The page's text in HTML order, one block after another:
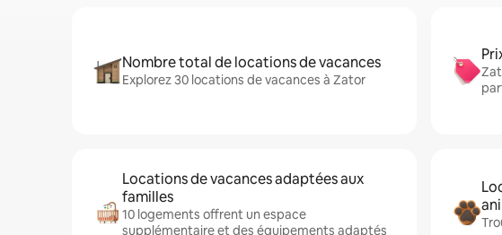
Nombre total de locations de vacances
Explorez 30 locations de vacances à Zator
Locations de vacances adaptées aux
familles
10 logements offrent un espace
supplémentaire et des équipements adaptés